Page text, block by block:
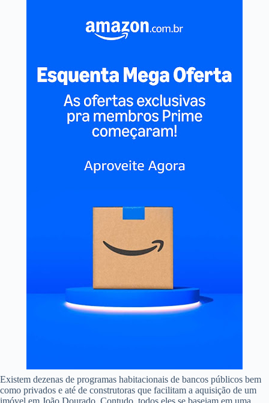
Existem dezenas de programas habitacionais de bancos públicos bem
como privados e até de construtoras que facilitam a aquisição de um
imóvel em João Dourado. Contudo, todos eles se baseiam em uma